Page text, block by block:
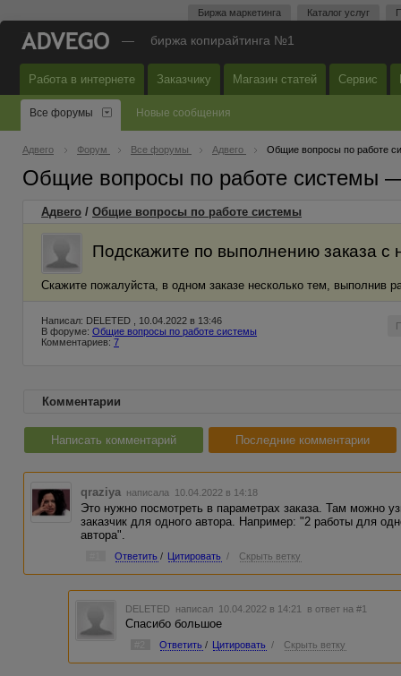
Биржа маркетинга Каталог услуг
— биржа копирайтинга №1
Работа в интернете Заказчику Магазин статей Сервис
Все форумы Новые сообщения
Адвего Форум Все форумы Адвего Общие вопросы по работе
Общие вопросы по работе системы
Адвего / Общие вопросы по работе системы
Подскажите по выполнению заказа с
Скажите пожалуйста, в одном заказе несколько тем, выполнив
Написал: DELETED , 10.04.2022 в 13:46
В форуме: Общие вопросы по работе системы
Комментариев: 7
Комментарии
Написать комментарий Последние комментарии
qraziya написала 10.04.2022 в 14:18
Это нужно посмотреть в параметрах заказа. Там можно
заказчик для одного автора. Например: "2 работы для
автора".
Ответить / Цитировать / Скрыть ветку
DELETED написал 10.04.2022 в 14:21 в ответ на #1
Спасибо большое
Ответить / Цитировать / Скрыть ветку